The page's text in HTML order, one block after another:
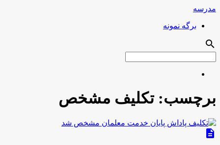
مدرسه
برگه نمونه
search
برچسب:تکلیف مشخص
description